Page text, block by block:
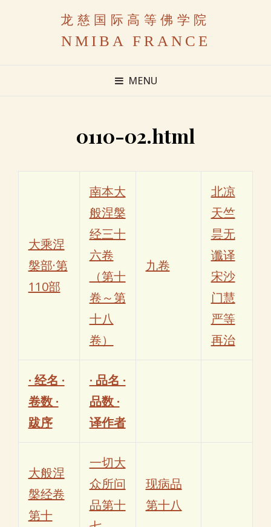
龙慈国际高等佛学院
NMIBA FRANCE
MENU
0110-02.html
大乘涅
槃部·第
110部
南本大
般涅槃
经三十
六卷
（第十
卷～第
十八
卷）
九卷
北凉
天竺
昙无
谶译
宋沙
门慧
严等
再治
· 经名 ·
卷数 ·
跋序
· 品名 ·
品数 ·
译作者
大般涅
槃经卷
第十
一切大
众所问
品第十
现病品
第十八